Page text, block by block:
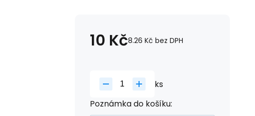
10 Kč8.26 Kč bez DPH
ks
Poznámka do košíku: